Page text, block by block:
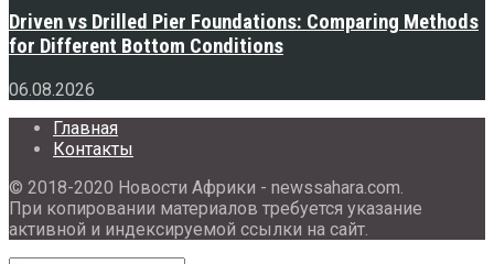
Driven vs Drilled Pier Foundations: Comparing Methods
for Different Bottom Conditions
06.08.2026
Главная
Контакты
© 2018-2020 Новости Африки - newssahara.com.
При копировании материалов требуется указание
активной и индексируемой ссылки на сайт.